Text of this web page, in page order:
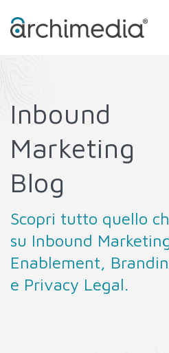
Inbound
Marketing
Blog
Scopri tutto quello
su Inbound
Enablement,
e Privacy Legal.